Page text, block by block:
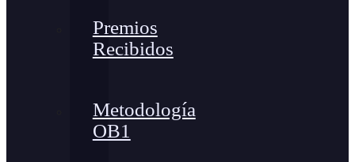
Premios
Recibidos
Metodología
OB1